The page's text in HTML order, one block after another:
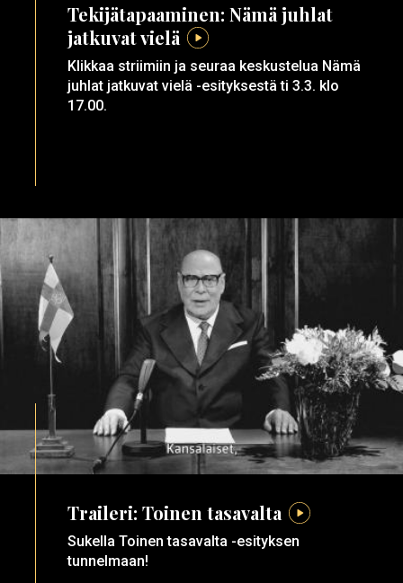
Tekijätapaaminen: Nämä juhlat
jatkuvat vielä
Klikkaa striimiin ja seuraa keskustelua Nämä
juhlat jatkuvat vielä -esityksestä ti 3.3. klo
17.00.
Traileri: Toinen tasavalta
Sukella Toinen tasavalta -esityksen
tunnelmaan!